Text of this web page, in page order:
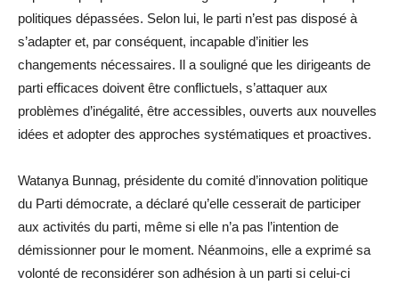
politiques dépassées. Selon lui, le parti n’est pas disposé à
s’adapter et, par conséquent, incapable d’initier les
changements nécessaires. Il a souligné que les dirigeants de
parti efficaces doivent être conflictuels, s’attaquer aux
problèmes d’inégalité, être accessibles, ouverts aux nouvelles
idées et adopter des approches systématiques et proactives.
Watanya Bunnag, présidente du comité d’innovation politique
du Parti démocrate, a déclaré qu’elle cesserait de participer
aux activités du parti, même si elle n’a pas l’intention de
démissionner pour le moment. Néanmoins, elle a exprimé sa
volonté de reconsidérer son adhésion à un parti si celui-ci